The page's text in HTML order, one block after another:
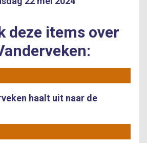
deze items over
haalt uit naar de